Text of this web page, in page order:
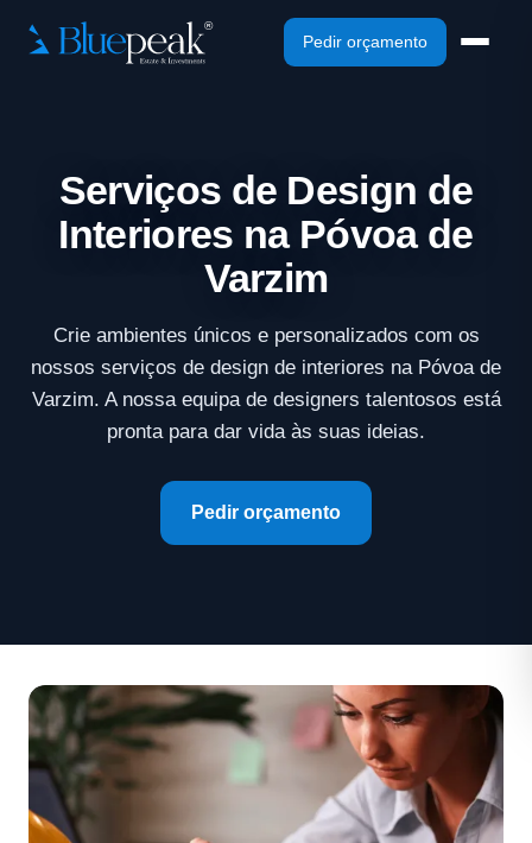
Pedir orçamento
Serviços de Design de
Interiores na Póvoa de
Varzim
Crie ambientes únicos e personalizados com os
nossos serviços de design de interiores na Póvoa de
Varzim. A nossa equipa de designers talentosos está
pronta para dar vida às suas ideias.
Pedir orçamento